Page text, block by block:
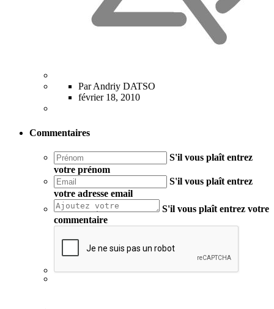
Par Andriy DATSO
février 18, 2010
Commentaires
S'il vous plaît entrez
votre prénom
S'il vous plaît entrez
votre adresse email
S'il vous plaît entrez votre
commentaire